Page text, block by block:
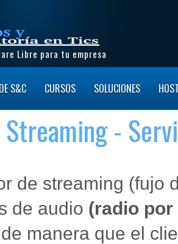
Libre para tu empresa
S&C CURSOS SOLUCIONES
-
de streaming (fujo
de audio (radio
de manera que el